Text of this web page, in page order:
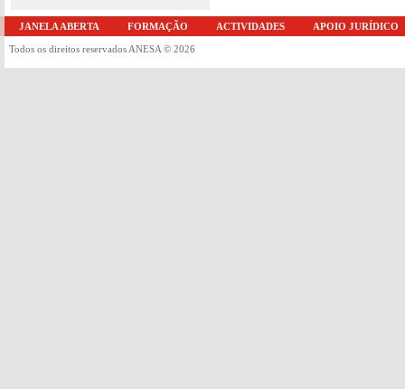
JANELA ABERTA FORMAÇÃO ACTIVIDADES APOIO JURÍDICO
Todos os direitos reservados ANESA © 2026